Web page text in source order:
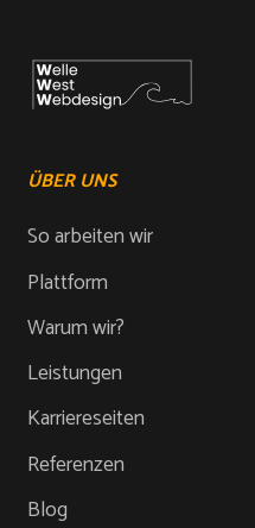
ÜBER UNS
So arbeiten wir
Plattform
Warum wir?
Leistungen
Karriereseiten
Referenzen
Blog